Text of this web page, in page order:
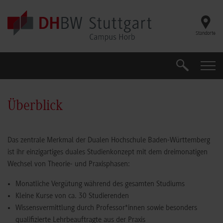
Skip to main content
Standorte
Suche
Überblick
Das zentrale Merkmal der Dualen Hochschule Baden-Württemberg
ist ihr einzigartiges duales Studienkonzept mit dem dreimonatigen
Wechsel von Theorie- und Praxisphasen:
Monatliche Vergütung während des gesamten Studiums
Kleine Kurse von ca. 30 Studierenden
Wissensvermittlung durch Professor*innen sowie besonders
qualifizierte Lehrbeauftragte aus der Praxis